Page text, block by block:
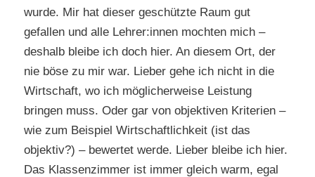
wurde. Mir hat dieser geschützte Raum gut
gefallen und alle Lehrer:innen mochten mich –
deshalb bleibe ich doch hier. An diesem Ort, der
nie böse zu mir war. Lieber gehe ich nicht in die
Wirtschaft, wo ich möglicherweise Leistung
bringen muss. Oder gar von objektiven Kriterien –
wie zum Beispiel Wirtschaftlichkeit (ist das
objektiv?) – bewertet werde. Lieber bleibe ich hier.
Das Klassenzimmer ist immer gleich warm, egal